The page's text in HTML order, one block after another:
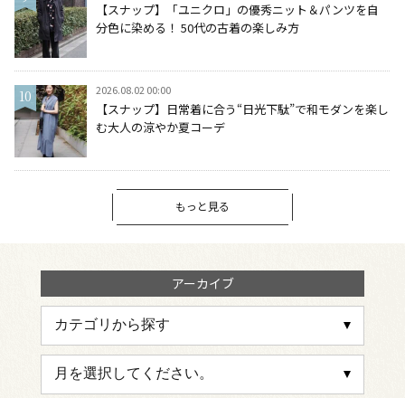
【スナップ】「ユニクロ」の優秀ニット＆パンツを自
分色に染める！ 50代の古着の楽しみ方
2026.08.02 00:00
【スナップ】日常着に合う“日光下駄”で和モダンを楽し
む大人の涼やか夏コーデ
もっと見る
アーカイブ